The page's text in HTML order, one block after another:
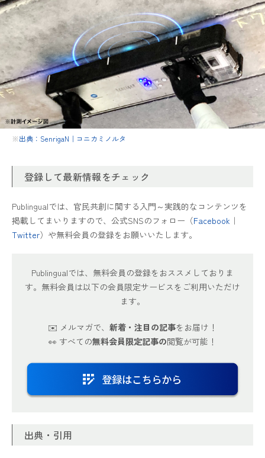
※出典：SenrigaN｜コニカミノルタ
登録して最新情報をチェック
Publingualでは、官民共創に関する入門～実践的なコンテンツを
掲載してまいりますので、公式SNSのフォロー（Facebook ｜
Twitter）や無料会員の登録をお願いいたします。
Publingualでは、無料会員の登録をおススメしておりま
す。無料会員は以下の会員限定サービスをご利用いただけ
ます。
✉️ メルマガで、 新着・注目の記事をお届け！
👀 すべての無料会員限定記事の閲覧が可能！
出典・引用